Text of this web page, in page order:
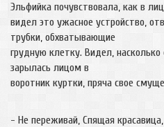
Эльфийка почувствовала, как в
видел это ужасное устройство,
трубки, обхватывающие
грудную клетку. Видел,
зарылась лицом в
воротник куртки, пряча свое
- Не переживай, Спящая красавица,